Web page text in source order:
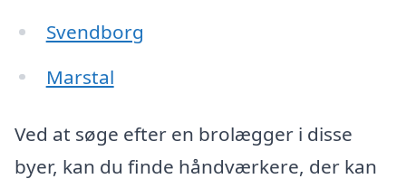
Svendborg
Marstal
Ved at søge efter en brolægger i disse
byer, kan du finde håndværkere, der kan